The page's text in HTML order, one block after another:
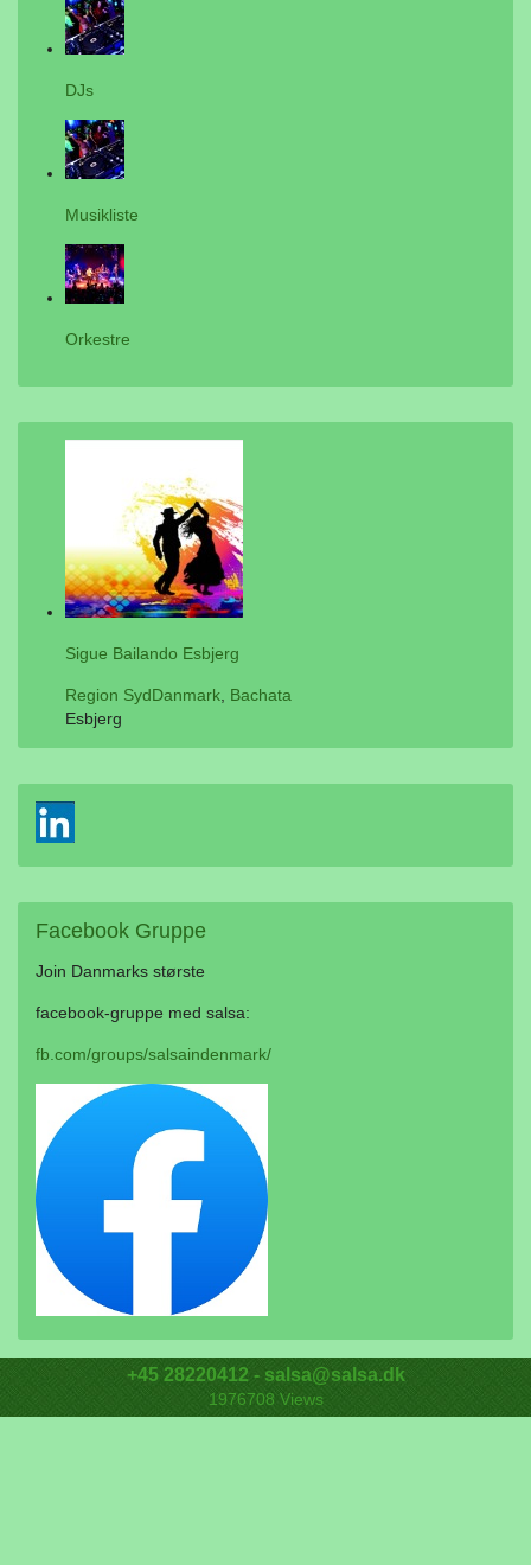
DJs
Musikliste
Orkestre
Sigue Bailando Esbjerg
Region SydDanmark Bachata
Esbjerg
Facebook Gruppe
Join Danmarks største
facebook-gruppe med salsa:
fb.com/groups/salsaindenmark/
+45 28220412 - salsa@salsa.dk
1976708 Views